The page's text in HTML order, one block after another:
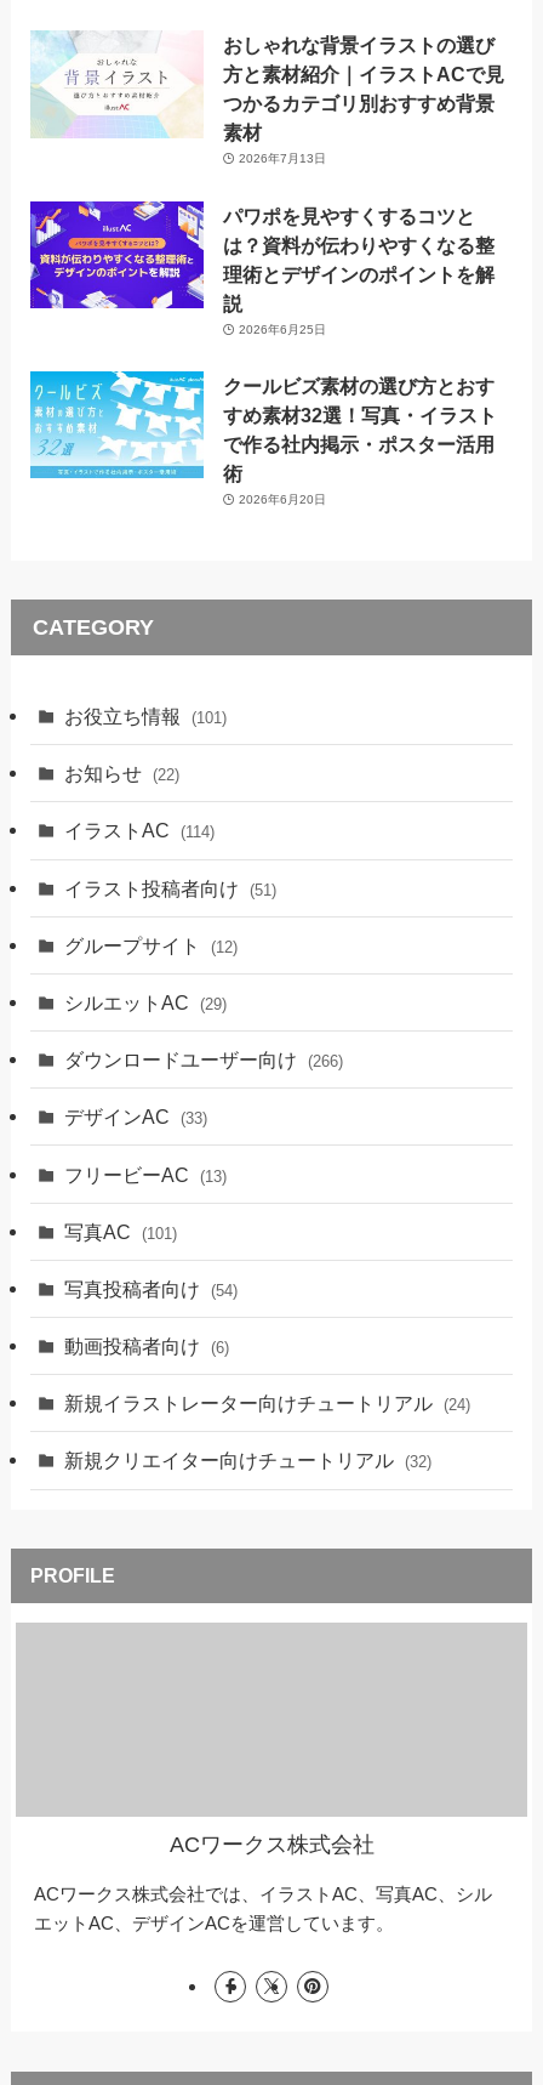
おしゃれな背景イラストの選び
方と素材紹介｜イラストACで見
つかるカテゴリ別おすすめ背景
素材
2026年7月13日
パワポを見やすくするコツと
は？資料が伝わりやすくなる整
理術とデザインのポイントを解
説
2026年6月25日
クールビズ素材の選び方とおす
すめ素材32選！写真・イラスト
で作る社内掲示・ポスター活用
術
2026年6月20日
CATEGORY
お役立ち情報 (101)
お知らせ (22)
イラストAC (114)
イラスト投稿者向け (51)
グループサイト (12)
シルエットAC (29)
ダウンロードユーザー向け (266)
デザインAC (33)
フリービーAC (13)
写真AC (101)
写真投稿者向け (54)
動画投稿者向け (6)
新規イラストレーター向けチュートリアル (24)
新規クリエイター向けチュートリアル (32)
ACワークス株式会社
ACワークス株式会社では、イラストAC、写真AC、シル
エットAC、デザインACを運営しています。